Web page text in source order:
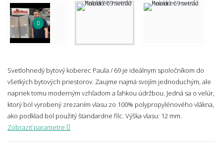
Svetlohnedý bytový koberec Paula / 69 je ideálnym spoločníkom do
všetkých bytových priestorov. Zaujme najmä svojím jednoduchým, ale
napriek tomu moderným vzhľadom a ľahkou údržbou. Jedná sa o velúr,
ktorý bol vyrobený zrezaním vlasu zo 100% polypropylénového vlákna,
ako podklad bol použitý štandardne filc. Výška vlasu: 12 mm.
Zobraziť parametre